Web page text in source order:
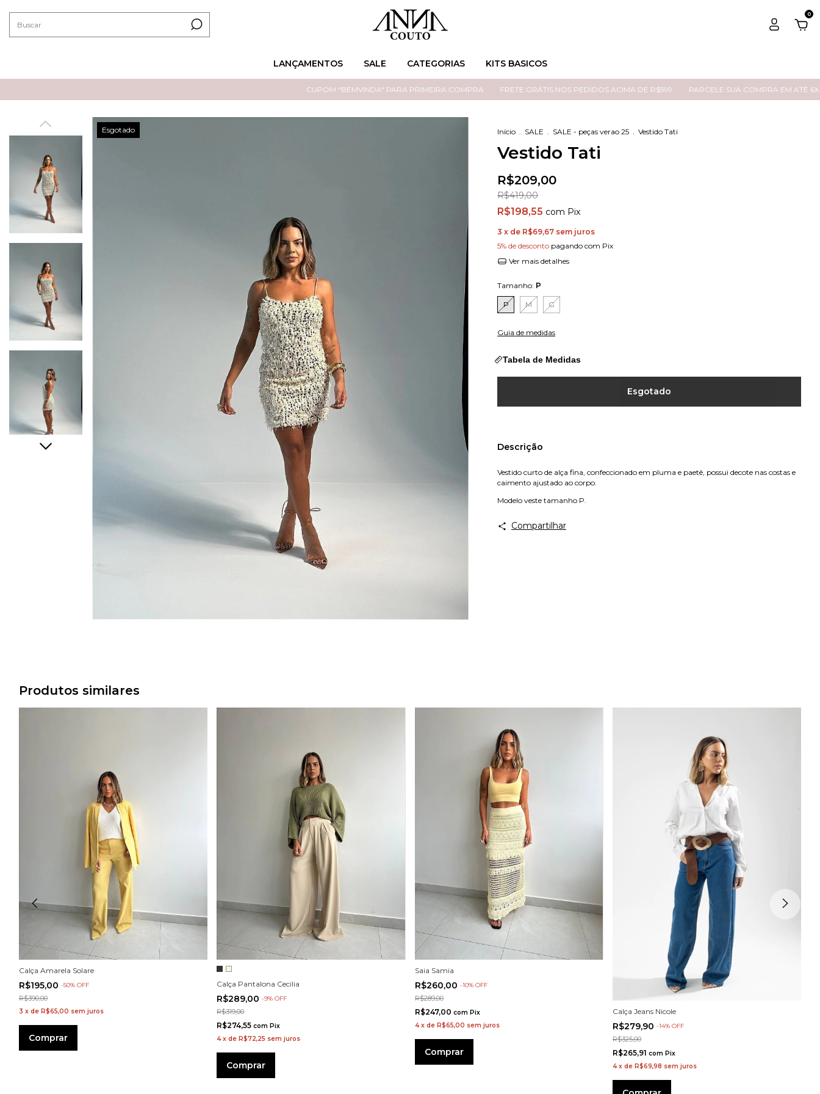
0
LANÇAMENTOS SALE CATEGORIAS KITS BASICOS
CUPOM "BEMVINDA" PARA PRIMEIRA COMPRA FRETE GRÁTIS NOS PEDIDOS ACIMA DE R$599 PARCELE SUA COMPRA EM ATÉ 6X SEM
Esgotado Início . SALE . SALE - peças verao 25 . Vestido Tati
Vestido Tati
R$209,00
R$419,00
R$198,55 com Pix
3 x de R$69,67 sem juros
5% de desconto pagando com Pix
Ver mais detalhes
Tamanho: P
P M G
Guia de medidas
Tabela de Medidas
Descrição
Vestido curto de alça fina, confeccionado em pluma e paetê, possui decote nas costas e
caimento ajustado ao corpo.
Modelo veste tamanho P.
Compartilhar
Produtos similares
Calça Amarela Solare
R$195,00 -50% OFF
R$390,00
3 x de R$65,00 sem juros
Comprar
Calça Pantalona Cecilia
R$289,00-9%OFF
R$319,00
R$274,55com Pix
4 xdeR$72,25 sem juros
Comprar
Saia Samia
R$260,00 -10% OFF
R$289,00
R$247,00 com Pix
4 x de R$65,00 sem juros
Comprar
Calça Jeans Nicole
R$279,90 -14% OFF
R$325,00
R$265,91 com Pix
4 x de R$69,98 sem juros